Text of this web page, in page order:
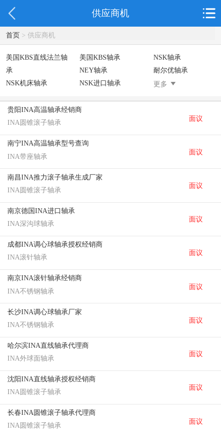
供应商机
首页> 供应商机
美国KBS直线法兰轴
承
美国KBS轴承
NSK轴承
NEY轴承
耐尔优轴承
NSK机床轴承
NSK进口轴承
德国INA轴
SKF轴承
德国FAG进口轴承
德国INA进口轴承
台湾上银HIWIN滑
块导轨
不锈钢轴承
进口轴承
美国KBS直线轴承
日本THK
承
更多
贵阳INA高温轴承经销商
INA圆锥滚子轴承
面议
南宁INA高温轴承型号查询
INA带座轴承
面议
南昌INA推力滚子轴承生成厂家
INA圆锥滚子轴承
面议
南京德国INA进口轴承
INA深沟球轴承
面议
成都INA调心球轴承授权经销商
INA滚针轴承
面议
南京INA滚针轴承经销商
INA不锈钢轴承
面议
长沙INA调心球轴承厂家
INA不锈钢轴承
面议
哈尔滨INA直线轴承代理商
INA外球面轴承
面议
沈阳INA直线轴承授权经销商
INA圆锥滚子轴承
面议
长春INA圆锥滚子轴承代理商
INA圆锥滚子轴承
面议